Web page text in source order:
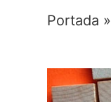
Portada »